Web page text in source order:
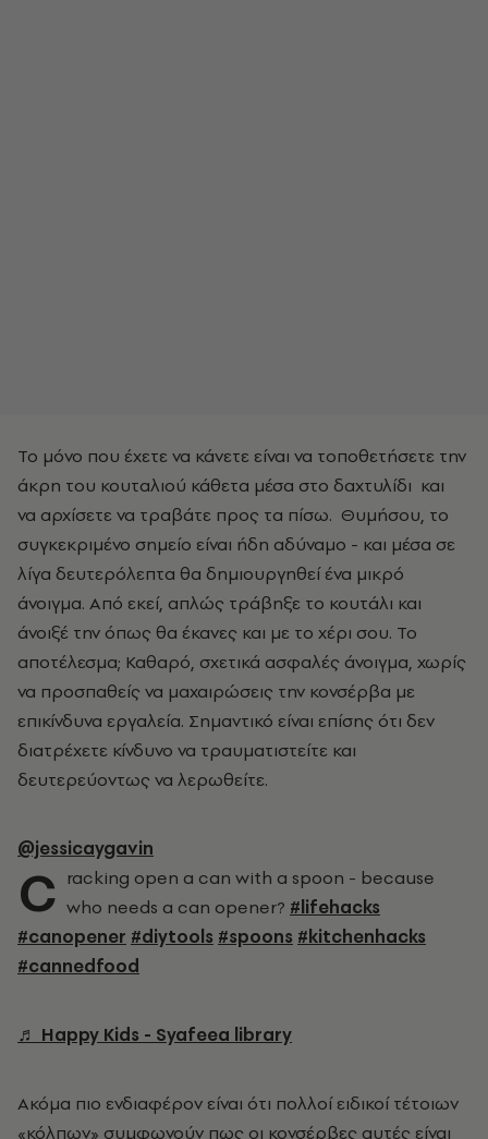
Το μόνο που έχετε να κάνετε είναι να τοποθετήσετε την
άκρη του κουταλιού κάθετα μέσα στο δαχτυλίδι και
να αρχίσετε να τραβάτε προς τα πίσω. Θυμήσου, το
συγκεκριμένο σημείο είναι ήδη αδύναμο - και μέσα σε
λίγα δευτερόλεπτα θα δημιουργηθεί ένα μικρό
άνοιγμα. Από εκεί, απλώς τράβηξε το κουτάλι και
άνοιξέ την όπως θα έκανες και με το χέρι σου. Το
αποτέλεσμα; Καθαρό, σχετικά ασφαλές άνοιγμα, χωρίς
να προσπαθείς να μαχαιρώσεις την κονσέρβα με
επικίνδυνα εργαλεία. Σημαντικό είναι επίσης ότι δεν
διατρέχετε κίνδυνο να τραυματιστείτε και
δευτερεύοντως να λερωθείτε.
@jessicaygavin
C racking open a can with a spoon - because
who needs a can opener? #lifehacks
#canopener #diytools #spoons #kitchenhacks
#cannedfood
♬ Happy Kids - Syafeea library
Ακόμα πιο ενδιαφέρον είναι ότι πολλοί ειδικοί τέτοιων
«κόλπων» συμφωνούν πως οι κονσέρβες αυτές είναι